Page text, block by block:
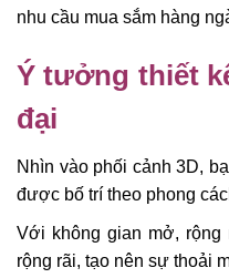
nhu cầu mua sắm hàng
Ý tưởng thiết
đại
Nhìn vào phối cảnh 3D,
được bố trí theo phong
Với không gian mở,
rộng rãi, tạo nên sự thoải